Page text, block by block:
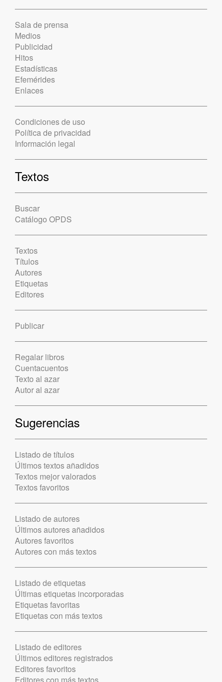
Sala de prensa
Medios
Publicidad
Hitos
Estadísticas
Efemérides
Enlaces
Condiciones de uso
Política de privacidad
Información legal
Textos
Buscar
Catálogo OPDS
Textos
Títulos
Autores
Etiquetas
Editores
Publicar
Regalar libros
Cuentacuentos
Texto al azar
Autor al azar
Sugerencias
Listado de títulos
Últimos textos añadidos
Textos mejor valorados
Textos favoritos
Listado de autores
Últimos autores añadidos
Autores favoritos
Autores con más textos
Listado de etiquetas
Últimas etiquetas incorporadas
Etiquetas favoritas
Etiquetas con más textos
Listado de editores
Últimos editores registrados
Editores favoritos